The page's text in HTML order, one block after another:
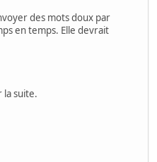
des mots doux par
en temps. Elle devrait
la suite.